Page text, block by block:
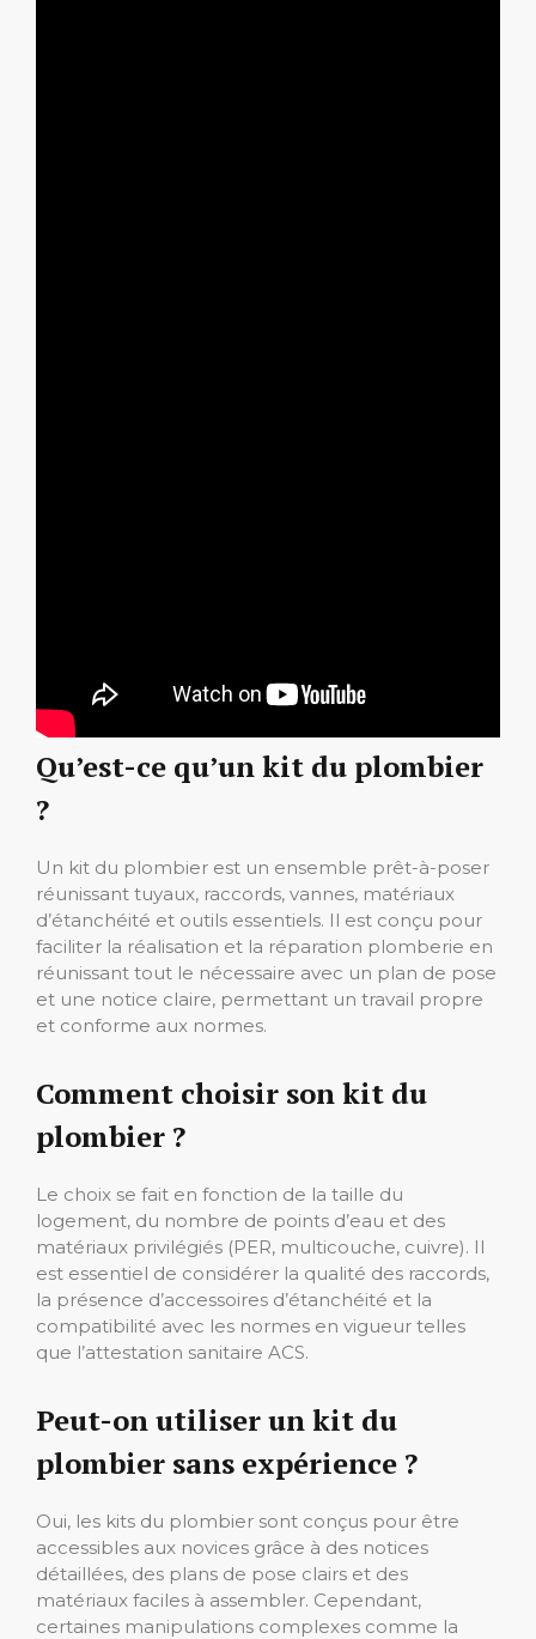
Qu’est-ce qu’un kit du plombier
?
Un kit du plombier est un ensemble prêt-à-poser
réunissant tuyaux, raccords, vannes, matériaux
d’étanchéité et outils essentiels. Il est conçu pour
faciliter la réalisation et la réparation plomberie en
réunissant tout le nécessaire avec un plan de pose
et une notice claire, permettant un travail propre
et conforme aux normes.
Comment choisir son kit du
plombier ?
Le choix se fait en fonction de la taille du
logement, du nombre de points d’eau et des
matériaux privilégiés (PER, multicouche, cuivre). Il
est essentiel de considérer la qualité des raccords,
la présence d’accessoires d’étanchéité et la
compatibilité avec les normes en vigueur telles
que l’attestation sanitaire ACS.
Peut-on utiliser un kit du
plombier sans expérience ?
Oui, les kits du plombier sont conçus pour être
accessibles aux novices grâce à des notices
détaillées, des plans de pose clairs et des
matériaux faciles à assembler. Cependant,
certaines manipulations complexes comme la